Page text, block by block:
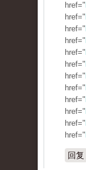
href="
href="
href="
href="
href="
href="
href="
href="
href="
href="
href="
href="
回复